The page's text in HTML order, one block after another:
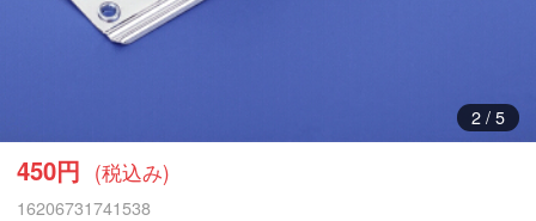
3/ 5
450円 (税込み)
16206731741538